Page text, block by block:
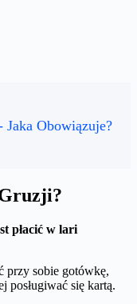
Jaka Obowiązuje?
płacić w lari
przy sobie gotówkę,
posługiwać się kartą.